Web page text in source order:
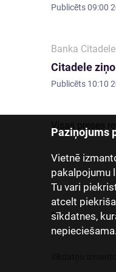
Paziņojums
Vietnē
pakalpojumu
Tu vari
atcelt
sīkdatnes,
nepieciešama.
Publicēts09:00
Banka Citadele
Citadele
Publicēts 10:10
Visas preses
Par mums